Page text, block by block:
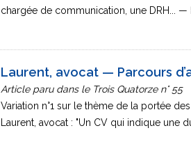
chargée de communication, une DRH...
Laurent, avocat — Parcours
Article paru dans le Trois Quatorze n° 55
Variation n°1 sur le thème de la portée
Laurent, avocat : "Un CV qui indique une